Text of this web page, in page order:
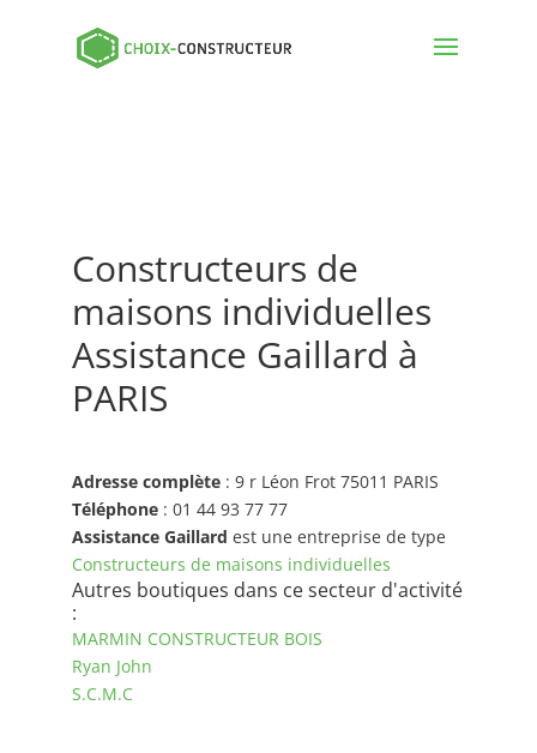
Constructeurs de
maisons individuelles
Assistance Gaillard à
PARIS
Adresse complète: 9 r Léon Frot 75011 PARIS
Téléphone: 01 44 93 77 77
Assistance Gaillard est une entreprise de type
Constructeurs de maisons individuelles
Autres boutiques dans ce secteur d'activité
:
MARMIN CONSTRUCTEUR BOIS
Ryan John
S.C.M.C